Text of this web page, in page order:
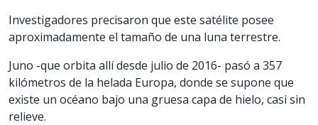
Investigadores precisaron que este satélite posee
aproximadamente el tamaño de una luna terrestre.
Juno -que orbita allí desde julio de 2016- pasó a 357
kilómetros de la helada Europa, donde se supone que
existe un océano bajo una gruesa capa de hielo, casi sin
relieve.